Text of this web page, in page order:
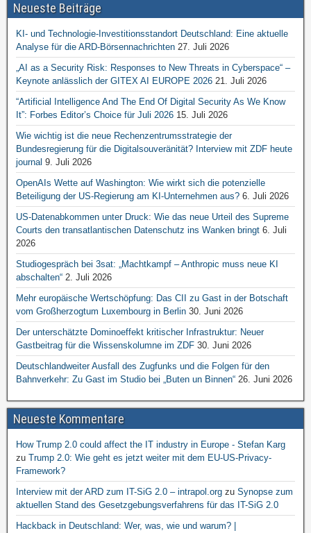
Neueste Beiträge
KI- und Technologie-Investitionsstandort Deutschland: Eine aktuelle
Analyse für die ARD-Börsennachrichten 27. Juli 2026
„AI as a Security Risk: Responses to New Threats in Cyberspace“ –
Keynote anlässlich der GITEX AI EUROPE 2026 21. Juli 2026
“Artificial Intelligence And The End Of Digital Security As We Know
It”: Forbes Editor’s Choice für Juli 2026 15. Juli 2026
Wie wichtig ist die neue Rechenzentrumsstrategie der
Bundesregierung für die Digitalsouveränität? Interview mit ZDF heute
journal 9. Juli 2026
OpenAIs Wette auf Washington: Wie wirkt sich die potenzielle
Beteiligung der US-Regierung am KI-Unternehmen aus? 6. Juli 2026
US-Datenabkommen unter Druck: Wie das neue Urteil des Supreme
Courts den transatlantischen Datenschutz ins Wanken bringt 6. Juli
2026
Studiogespräch bei 3sat: „Machtkampf – Anthropic muss neue KI
abschalten“ 2. Juli 2026
Mehr europäische Wertschöpfung: Das CII zu Gast in der Botschaft
vom Großherzogtum Luxembourg in Berlin 30. Juni 2026
Der unterschätzte Dominoeffekt kritischer Infrastruktur: Neuer
Gastbeitrag für die Wissenskolumne im ZDF 30. Juni 2026
Deutschlandweiter Ausfall des Zugfunks und die Folgen für den
Bahnverkehr: Zu Gast im Studio bei „Buten un Binnen“ 26. Juni 2026
Neueste Kommentare
How Trump 2.0 could affect the IT industry in Europe - Stefan Karg
zu Trump 2.0: Wie geht es jetzt weiter mit dem EU-US-Privacy-
Framework?
Interview mit der ARD zum IT-SiG 2.0 – intrapol.org zu Synopse zum
aktuellen Stand des Gesetzgebungsverfahrens für das IT-SiG 2.0
Hackback in Deutschland: Wer, was, wie und warum? |